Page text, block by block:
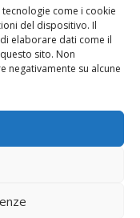
come i cookie
del dispositivo. Il
elaborare dati come il
sito. Non
negativamente su alcune